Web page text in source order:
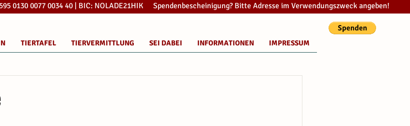
0130 0077 0034 40 | BIC: NOLADE21HIK Spendenbescheinigung? Bitte Adresse im Verwendungszweck angeben!
TIERTAFEL TIERVERMITTLUNG SEI DABEI INFORMATIONEN IMPRESSUM